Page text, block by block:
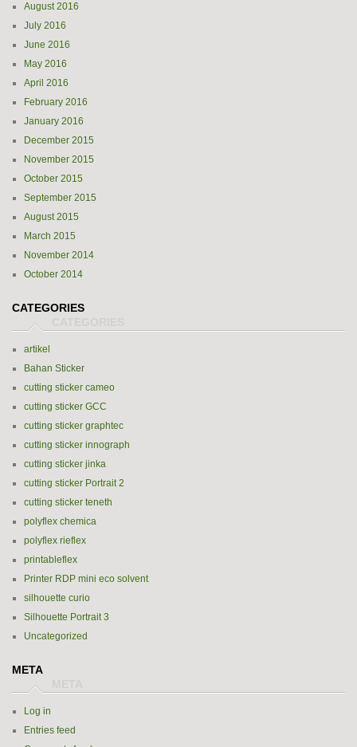
August 2016
July 2016
June 2016
May 2016
April 2016
February 2016
January 2016
December 2015
November 2015
October 2015
September 2015
August 2015
March 2015
November 2014
October 2014
CATEGORIES
artikel
Bahan Sticker
cutting sticker cameo
cutting sticker GCC
cutting sticker graphtec
cutting sticker innograph
cutting sticker jinka
cutting sticker Portrait 2
cutting sticker teneth
polyflex chemica
polyflex rieflex
printableflex
Printer RDP mini eco solvent
silhouette curio
Silhouette Portrait 3
Uncategorized
META
Log in
Entries feed